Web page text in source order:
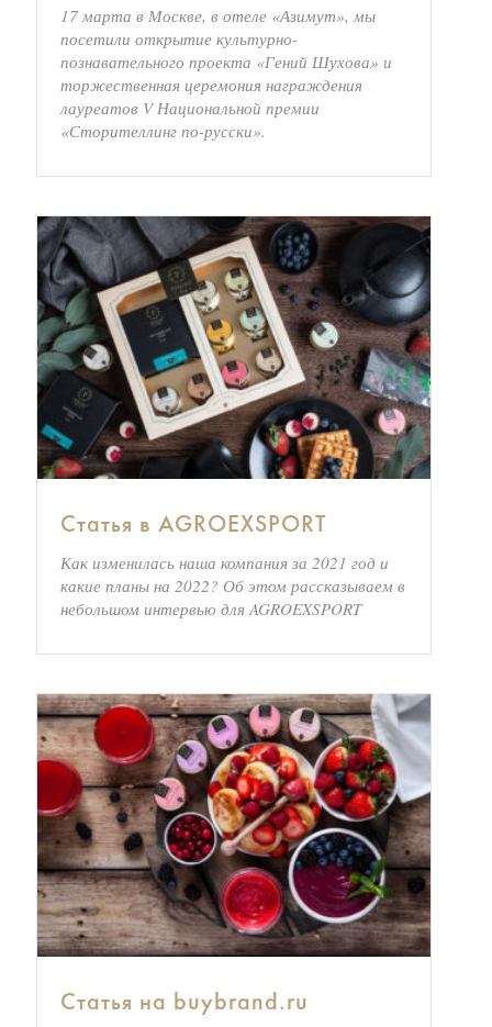
17 марта в Москве, в отеле «Азимут», мы
посетили открытие культурно-
познавательного проекта «Гений Шухова» и
торжественная церемония награждения
лауреатов V Национальной премии
«Сторителлинг по-русски».
Статья в AGROEXSPORT
Как изменилась наша компания за 2021 год и
какие планы на 2022? Об этом рассказываем в
небольшом интервью для AGROEXSPORT
Статья на buybrand.ru